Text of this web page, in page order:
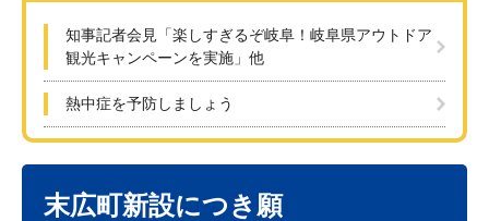
知事記者会見「楽しすぎるぞ岐阜！岐阜県アウトドア
観光キャンペーンを実施」他
熱中症を予防しましょう
末広町新設につき願